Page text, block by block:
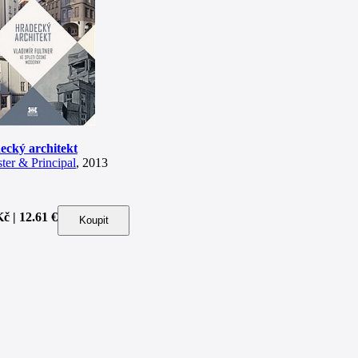
architekt
& Principal, 2013
| 12.61 €